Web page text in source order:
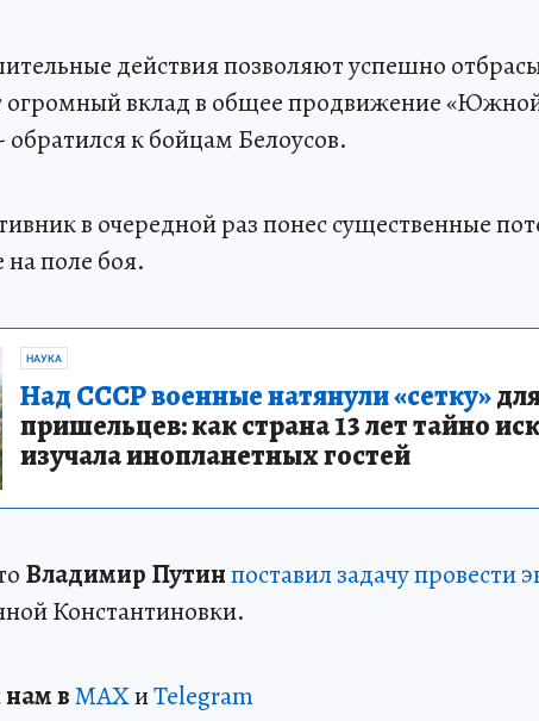
действия позволяют успешно
огромный вклад в общее продвижение
к бойцам Белоусов.
в очередной раз понес существенные
поле боя.
НАУКА
Над СССР военные натянули «сетку»
пришельцев: как страна 13 лет тайно
изучала инопланетных гостей
Владимир Путинпоставил задачу провести
Константиновки.
нам вMAXиTelegram